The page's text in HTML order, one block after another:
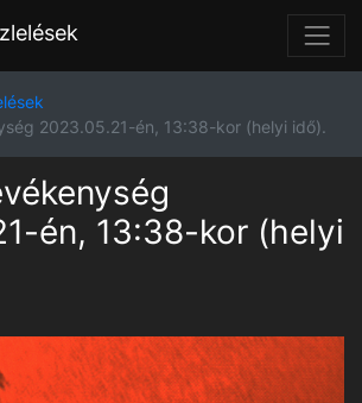
2023.05.21-én, 13:38-kor (helyi idő).
én, 13:38-kor (helyi